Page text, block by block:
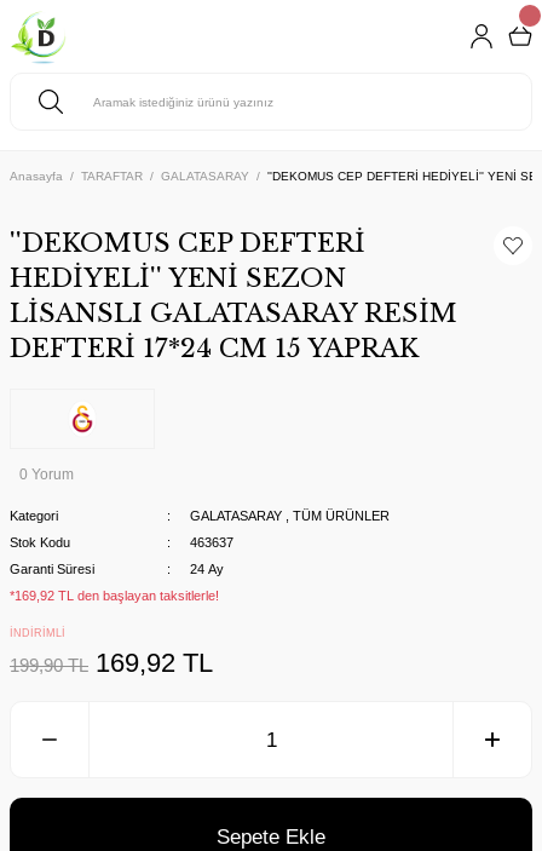
Anasayfa TARAFTAR GALATASARAY ''DEKOMUS CEP DEFTERİ HEDİYELİ'' YENİ
''DEKOMUS CEP DEFTERİ
HEDİYELİ'' YENİ SEZON
LİSANSLI GALATASARAY RESİM
DEFTERİ 17*24 CM 15 YAPRAK
0 Yorum
Kategori GALATASARAY
TÜM ÜRÜNLER
Stok Kodu
463637
Garanti Süresi
24 Ay
*169,92 TL den başlayan taksitlerle!
İNDİRİMLİ
199,90 TL 169,92 TL
Sepete Ekle